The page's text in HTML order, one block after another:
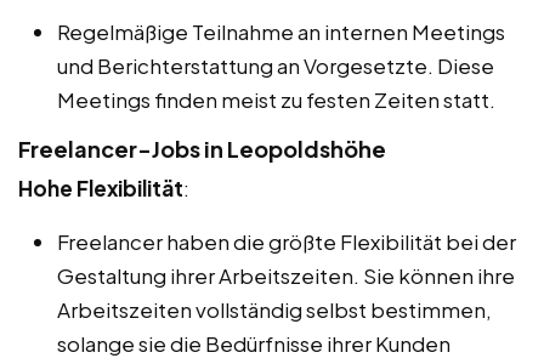
Regelmäßige Teilnahme an internen Meetings
und Berichterstattung an Vorgesetzte. Diese
Meetings finden meist zu festen Zeiten statt.
Freelancer-Jobs in Leopoldshöhe
Hohe Flexibilität:
Freelancer haben die größte Flexibilität bei der
Gestaltung ihrer Arbeitszeiten. Sie können ihre
Arbeitszeiten vollständig selbst bestimmen,
solange sie die Bedürfnisse ihrer Kunden